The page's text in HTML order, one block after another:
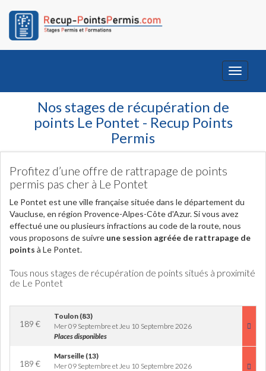
Toggle
Nos stages de récupération de
points Le Pontet - Recup Points
Permis
Profitez d’une offre de rattrapage de points
permis pas cher à Le Pontet
Le Pontet est une ville française située dans le département du
Vaucluse, en région Provence-Alpes-Côte d'Azur. Si vous avez
effectué une ou plusieurs infractions au code de la route, nous
vous proposons de suivre une session agréée de rattrapage de
points à Le Pontet.
Tous nous stages de récupération de points situés à proximité
de Le Pontet
189 €
Toulon (83)
Mer 09 Septembre et Jeu 10 Septembre 2026
Places disponibles
189 €
Marseille (13)
Mer 09 Septembre et Jeu 10 Septembre 2026